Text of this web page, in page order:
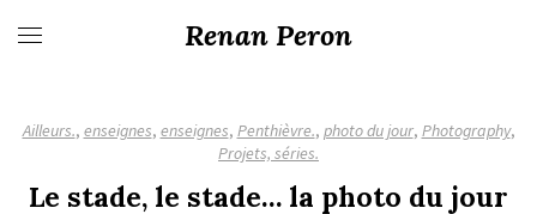
Renan Peron
Ailleurs., enseignes, enseignes, Penthièvre., photo du jour, Photography,
Projets, séries.
Le stade, le stade… la photo du jour